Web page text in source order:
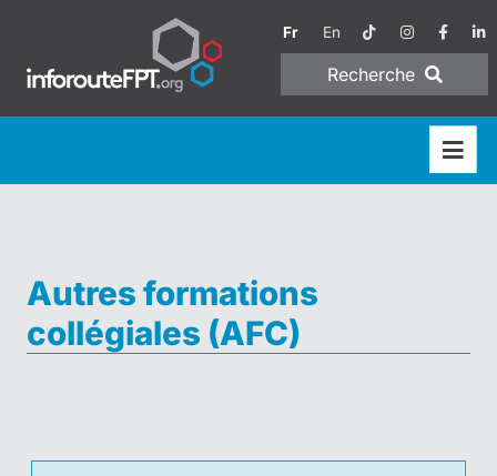
Fr En
Recherche
Autres formations
collégiales (AFC)